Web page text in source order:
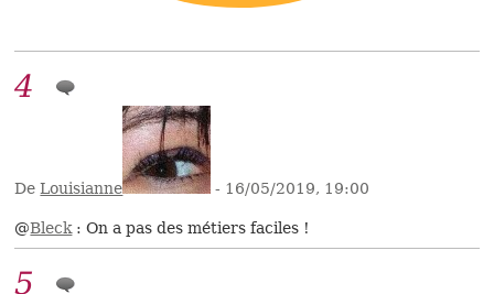
4
DeLouisianne - 16/05/2019, 19:00
@Bleck: On a pas des métiers faciles !
5